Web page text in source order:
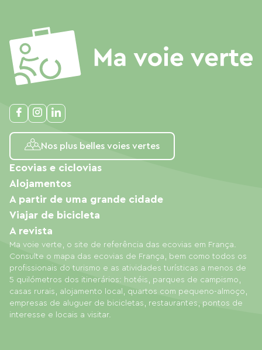
Nos plus belles voies vertes
Ma voie verte, o site de referência das ecovias em França.
Consulte o mapa das ecovias de França, bem como todos os
profissionais do turismo e as atividades turísticas a menos de
5 quilómetros dos itinerários: hotéis, parques de campismo,
casas rurais, alojamento local, quartos com pequeno-almoço,
empresas de aluguer de bicicletas, restaurantes, pontos de
interesse e locais a visitar.
Ecovias e ciclovias
Alojamentos
A partir de uma grande cidade
Viajar de bicicleta
A revista